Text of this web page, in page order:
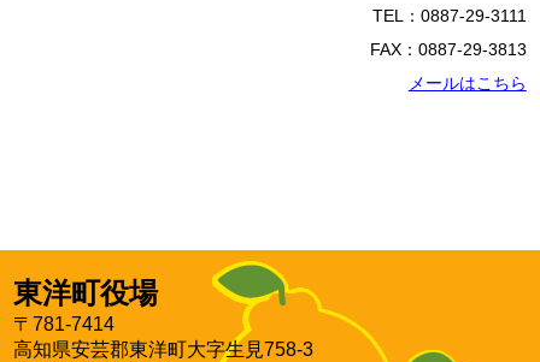
TEL：0887-29-3111
FAX：0887-29-3813
メールはこちら
東洋町役場
〒781-7414
高知県安芸郡東洋町大字生見758-3